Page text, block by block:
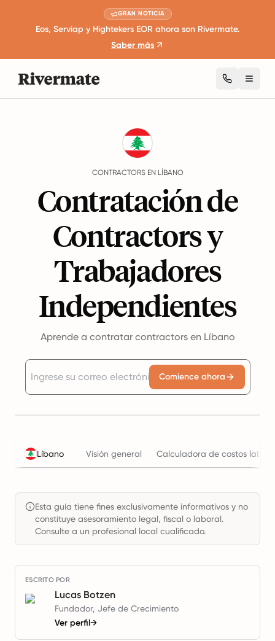
GRAN NOTICIA
Eos, Serviap y Hightekers EOR ahora son Rivermate.
Saber más
CONTRACTORS EN LÍBANO
Contratación de
Contractors y
Trabajadores
Independientes
Aprende a contratar contractors en Líbano
Comience ahora
Líbano Visión general Calculadora de costos
Esta guía tiene fines exclusivamente informativos y no
constituye asesoramiento legal, fiscal o laboral.
Consulte a un profesional local cualificado.
ESCRITO POR
Lucas Botzen
Fundador, Jefe de Crecimiento
Ver perfil→